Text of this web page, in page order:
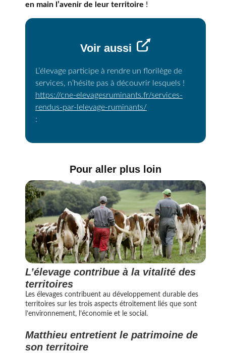
en main l’avenir de leur territoire !
Voir aussi
L’élevage participe à rendre un florilège de
services, n’hésite pas à découvrir lesquels !
https://cne-elevagesruminants.fr/services-
rendus-par-lelevage-ruminants/
:
Pour aller plus loin
L’élevage contribue à la vitalité des
territoires
Les élevages contribuent au développement durable des
territoires sur les trois aspects étroitement liés que sont
l’environnement, l’économie et le social.
Matthieu entretient le patrimoine de
son territoire